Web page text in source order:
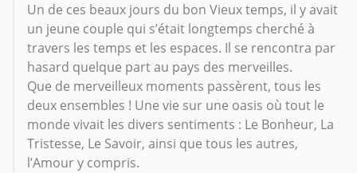
Un de ces beaux jours du bon Vieux temps, il y avait
un jeune couple qui s’était longtemps cherché à
travers les temps et les espaces. Il se rencontra par
hasard quelque part au pays des merveilles.
Que de merveilleux moments passèrent, tous les
deux ensembles ! Une vie sur une oasis où tout le
monde vivait les divers sentiments : Le Bonheur, La
Tristesse, Le Savoir, ainsi que tous les autres,
l’Amour y compris.